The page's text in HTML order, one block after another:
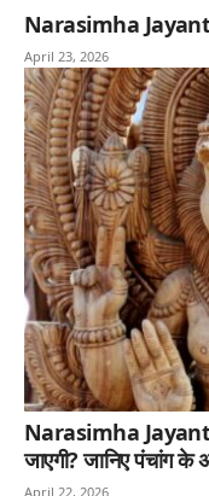
Narasimha
April 23, 2026
Narasimha Jayanti
जाएगी? जानिए पंचांग के
April 22, 2026